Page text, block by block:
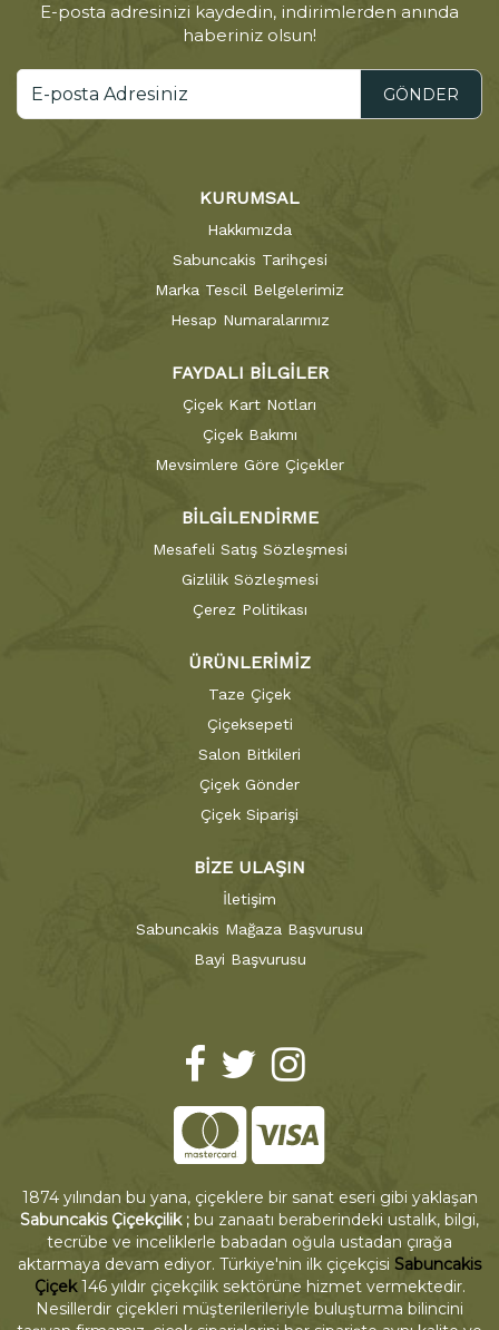
E-posta adresinizi kaydedin, indirimlerden anında
haberiniz olsun!
GÖNDER
KURUMSAL
Hakkımızda
Sabuncakis Tarihçesi
Marka Tescil Belgelerimiz
Hesap Numaralarımız
FAYDALI BİLGİLER
Çiçek Kart Notları
Çiçek Bakımı
Mevsimlere Göre Çiçekler
BİLGİLENDİRME
Mesafeli Satış Sözleşmesi
Gizlilik Sözleşmesi
Çerez Politikası
ÜRÜNLERİMİZ
Taze Çiçek
Çiçeksepeti
Salon Bitkileri
Çiçek Gönder
Çiçek Siparişi
BİZE ULAŞIN
İletişim
Sabuncakis Mağaza Başvurusu
Bayi Başvurusu
1874 yılından bu yana, çiçeklere bir sanat eseri gibi yaklaşan
Sabuncakis Çiçekçilik ; bu zanaatı beraberindeki ustalık, bilgi,
tecrübe ve inceliklerle babadan oğula ustadan çırağa
aktarmaya devam ediyor. Türkiye'nin ilk çiçekçisi Sabuncakis
Çiçek146 yıldır çiçekçilik sektörüne hizmet vermektedir.
Nesillerdir çiçekleri müşterilerileriyle buluşturma bilincini